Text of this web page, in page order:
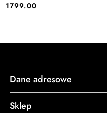
Cena:
1799.00
Dane adresowe
Sklep